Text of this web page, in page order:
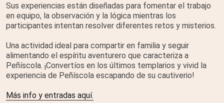
Sus experiencias están diseñadas para fomentar el trabajo
en equipo, la observación y la lógica mientras los
participantes intentan resolver diferentes retos y misterios.
Una actividad ideal para compartir en familia y seguir
alimentando el espíritu aventurero que caracteriza a
Peñíscola. ¡Convertíos en los últimos templarios y vivid la
experiencia de Peñíscola escapando de su cautiverio!
Más info y entradas aquí.